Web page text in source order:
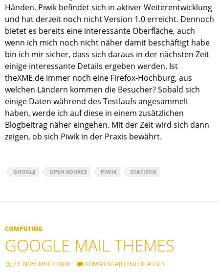
Händen. Piwik befindet sich in aktiver Weiterentwicklung
und hat derzeit noch nicht Version 1.0 erreicht. Dennoch
bietet es bereits eine interessante Oberfläche, auch
wenn ich mich noch nicht näher damit beschäftigt habe
bin ich mir sicher, dass sich daraus in der nächsten Zeit
einige interessante Details ergeben werden. Ist
theXME.de immer noch eine Firefox-Hochburg, aus
welchen Ländern kommen die Besucher? Sobald sich
einige Daten während des Testlaufs angesammelt
haben, werde ich auf diese in einem zusätzlichen
Blogbeitrag näher eingehen. Mit der Zeit wird sich dann
zeigen, ob sich Piwik in der Praxis bewährt.
GOOGLE OPEN SOURCE PIWIK STATISTIK
COMPUTING
GOOGLE MAIL THEMES
21. NOVEMBER 2008 KOMMENTAR HINTERLASSEN